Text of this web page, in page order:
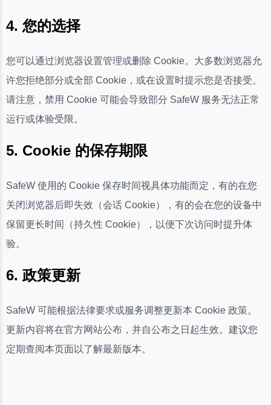
4. 您的选择
您可以通过浏览器设置管理或删除 Cookie。大多数浏览器允
许您拒绝部分或全部 Cookie，或在设置时提示您是否接受。
请注意，禁用 Cookie 可能会导致部分 SafeW 服务无法正常
运行或体验受限。
5. Cookie 的保存期限
SafeW 使用的 Cookie 保存时间视具体功能而定，有的在您
关闭浏览器后即失效（会话 Cookie），有的会在您的设备中
保留更长时间（持久性 Cookie），以便下次访问时提升体
验。
6. 政策更新
SafeW 可能根据法律要求或服务调整更新本 Cookie 政策。
更新内容将在官方网站公布，并自公布之日起生效。建议您
定期查阅本页面以了解最新版本。